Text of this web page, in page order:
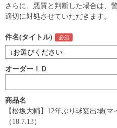
さらに、悪質と判断した場合は、
適切に対処させていただきます。
件名(タイトル)
オーダーＩＤ
商品名
【松坂大輔】12年ぶり球宴出場(
（18.7.13）